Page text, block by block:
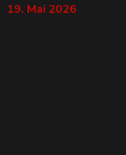
19. Mai 2026